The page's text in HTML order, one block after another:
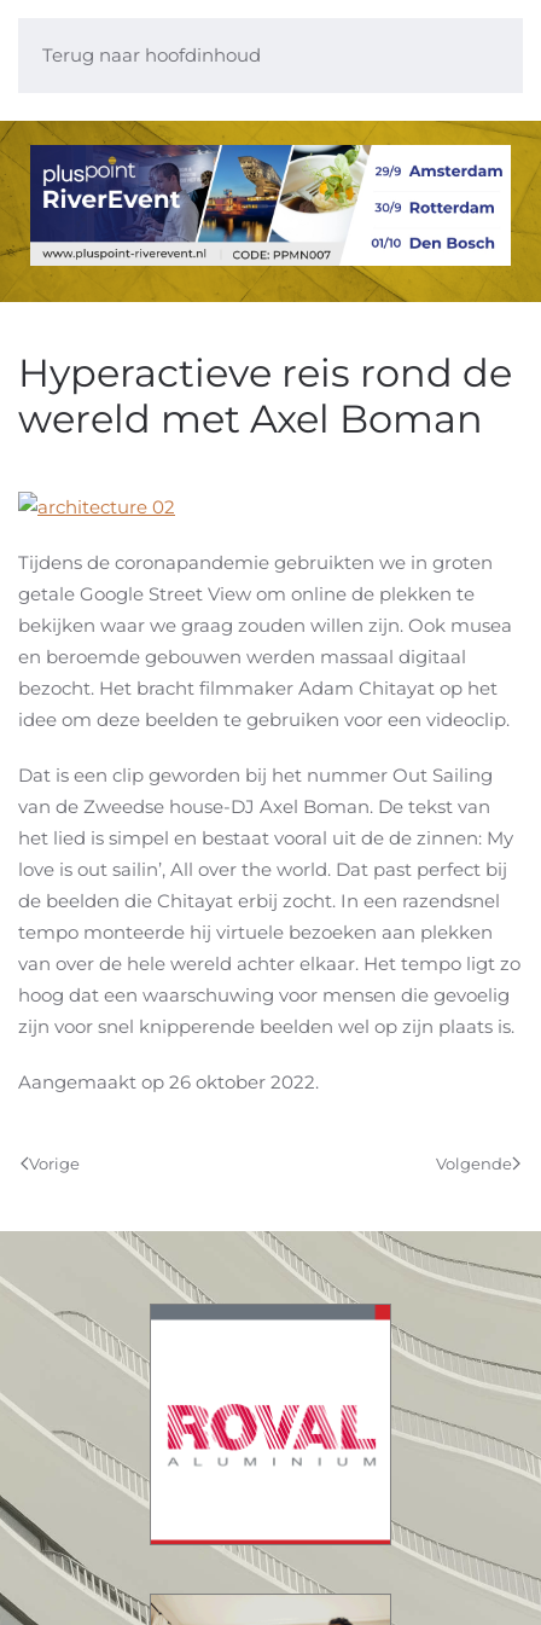
Terug naar hoofdinhoud
Hyperactieve reis rond de
wereld met Axel Boman
Tijdens de coronapandemie gebruikten we in groten
getale Google Street View om online de plekken te
bekijken waar we graag zouden willen zijn. Ook musea
en beroemde gebouwen werden massaal digitaal
bezocht. Het bracht filmmaker Adam Chitayat op het
idee om deze beelden te gebruiken voor een videoclip.
Dat is een clip geworden bij het nummer Out Sailing
van de Zweedse house-DJ Axel Boman. De tekst van
het lied is simpel en bestaat vooral uit de de zinnen: My
love is out sailin’, All over the world. Dat past perfect bij
de beelden die Chitayat erbij zocht. In een razendsnel
tempo monteerde hij virtuele bezoeken aan plekken
van over de hele wereld achter elkaar. Het tempo ligt zo
hoog dat een waarschuwing voor mensen die gevoelig
zijn voor snel knipperende beelden wel op zijn plaats is.
Aangemaakt op 26 oktober 2022.
Vorige Volgende